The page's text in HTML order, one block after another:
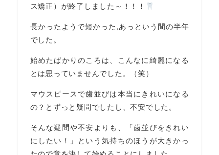
ス矯正）が終了しました～！！！
長かったようで短かった,あっという間の半年
でした。
始めたばかりのころは、こんなに綺麗になる
とは思っていませんでした。（笑）
マウスピースで歯並びは本当にきれいになる
の？とずっと疑問でしたし、不安でした。
そんな疑問や不安よりも、「歯並びをきれい
にしたい！」という気持ちのほうが大きかっ